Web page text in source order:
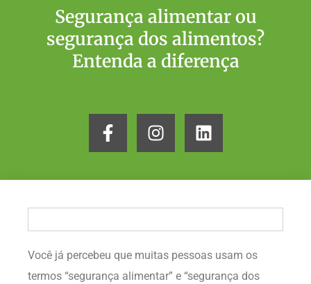
Segurança alimentar ou
segurança dos alimentos?
Entenda a diferença
Você já percebeu que muitas pessoas usam os
termos “segurança alimentar” e “segurança dos